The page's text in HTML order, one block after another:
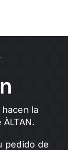
hacen la
pedido de